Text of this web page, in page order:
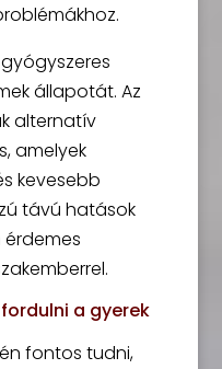
állapotát. Az
alternatív
amelyek
kevesebb
távú hatások
a gyerek
fontos tudni,